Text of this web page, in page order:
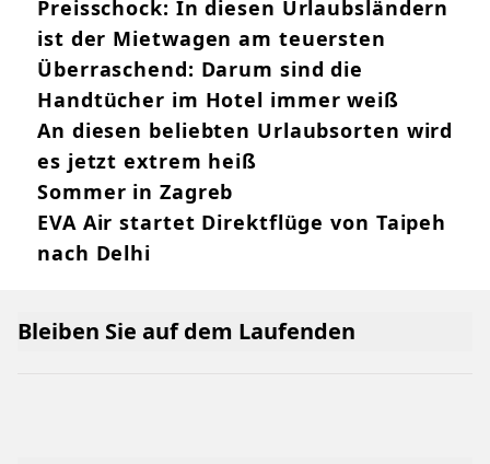
Preisschock: In diesen Urlaubsländern
ist der Mietwagen am teuersten
Überraschend: Darum sind die
Handtücher im Hotel immer weiß
An diesen beliebten Urlaubsorten wird
es jetzt extrem heiß
Sommer in Zagreb
EVA Air startet Direktflüge von Taipeh
nach Delhi
Bleiben Sie auf dem Laufenden